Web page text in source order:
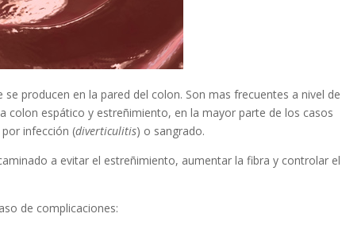
se producen en la pared del colon. Son mas frecuentes a nivel de
colon espático y estreñimiento, en la mayor parte de los casos
infección (diverticulitis) o sangrado.
a evitar el estreñimiento, aumentar la fibra y controlar el
de complicaciones: